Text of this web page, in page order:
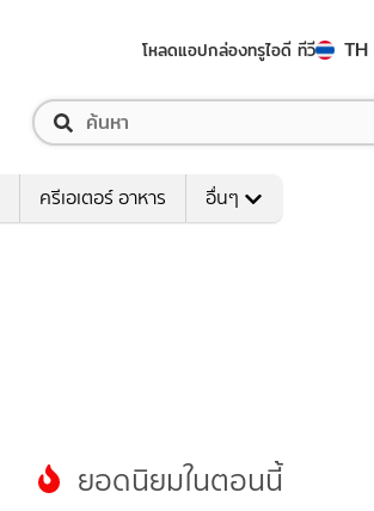
โหลดแอปกล่องทรูไอดี ทีวี TH
ครีเอเตอร์ อาหาร อื่นๆ
ยอดนิยมในตอนนี้